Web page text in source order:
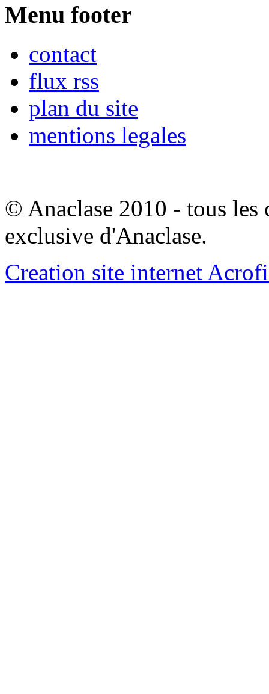
Menu footer
contact
flux rss
plan du site
mentions legales
© Anaclase 2010 - tous les
exclusive d'Anaclase.
Creation site internet